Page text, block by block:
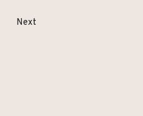
Next